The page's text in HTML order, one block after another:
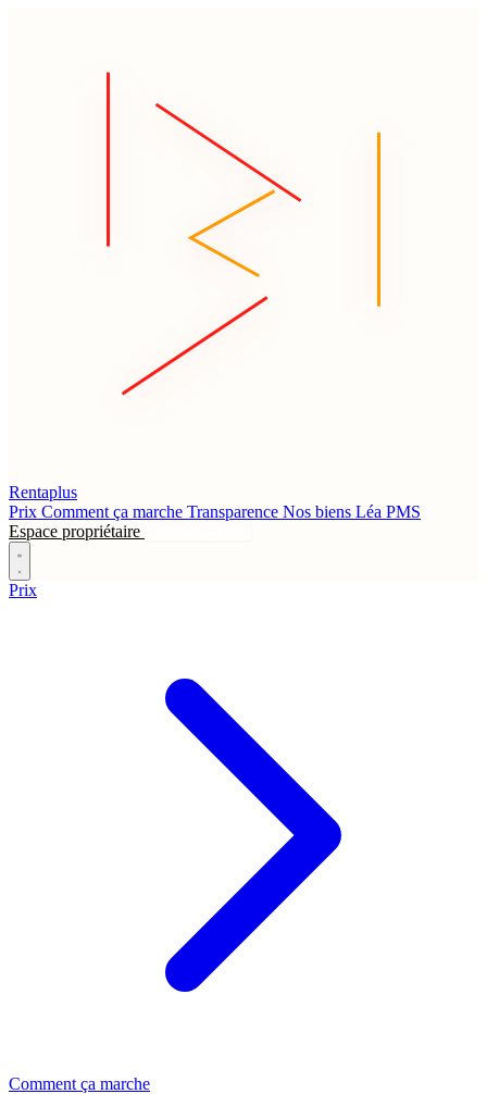
Rentaplus
Prix Comment ça marche Transparence Nos biens Léa PMS
Espace propriétaire
Prix
Comment ça marche